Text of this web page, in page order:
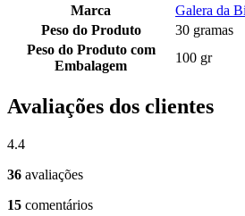
Marca
Galera da
Peso do Produto
30 gramas
Peso do Produto com
Embalagem
100 gr
Avaliações dos clientes
4.4
36 avaliações
15 comentários